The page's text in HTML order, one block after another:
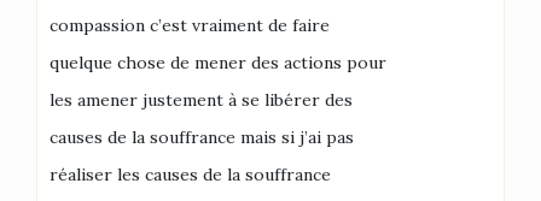
compassion c’est vraiment de faire
quelque chose de mener des actions pour
les amener justement à se libérer des
causes de la souffrance mais si j’ai pas
réaliser les causes de la souffrance